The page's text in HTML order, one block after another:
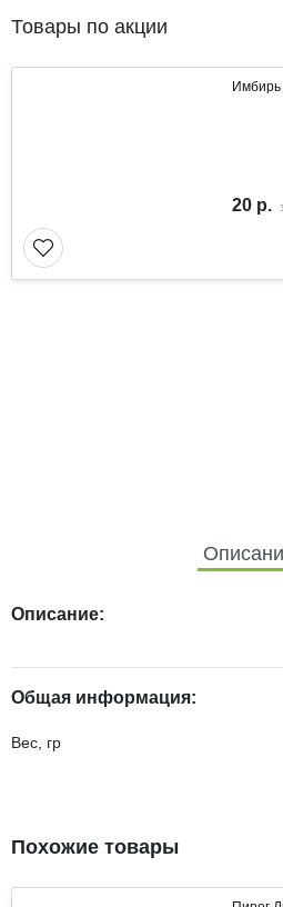
Товары по акции
Имбирь
20 р.
Описание:
Общая информация:
Вес, гр
Похожие товары